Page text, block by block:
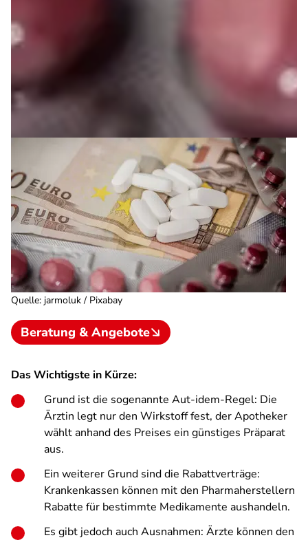
Quelle: jarmoluk / Pixabay
Beratung & Angebote
Das Wichtigste in Kürze:
Grund ist die sogenannte Aut-idem-Regel: Die
Ärztin legt nur den Wirkstoff fest, der Apotheker
wählt anhand des Preises ein günstiges Präparat
aus.
Ein weiterer Grund sind die Rabattverträge:
Krankenkassen können mit den Pharmaherstellern
Rabatte für bestimmte Medikamente aushandeln.
Es gibt jedoch auch Ausnahmen: Ärzte können den